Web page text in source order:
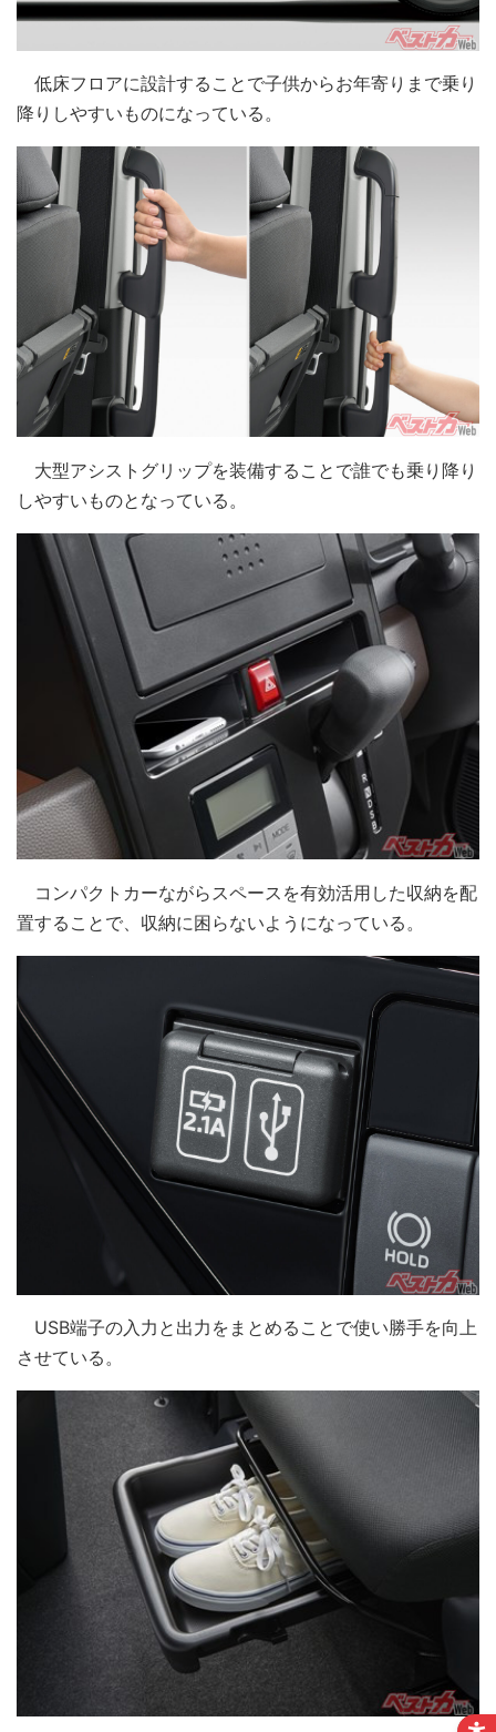
低床フロアに設計することで子供からお年寄りまで乗り
降りしやすいものになっている。
大型アシストグリップを装備することで誰でも乗り降り
しやすいものとなっている。
コンパクトカーながらスペースを有効活用した収納を配
置することで、収納に困らないようになっている。
USB端子の入力と出力をまとめることで使い勝手を向上
させている。